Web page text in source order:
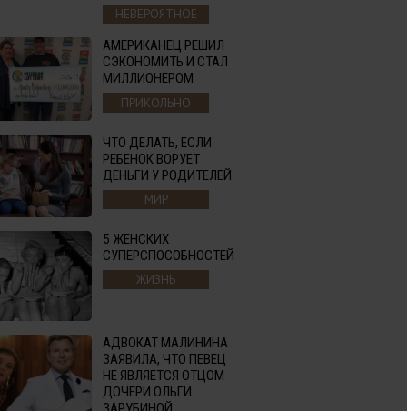
НЕВЕРОЯТНОЕ
АМЕРИКАНЕЦ РЕШИЛ
СЭКОНОМИТЬ И СТАЛ
МИЛЛИОНЕРОМ
ПРИКОЛЬНО
ЧТО ДЕЛАТЬ, ЕСЛИ
РЕБЕНОК ВОРУЕТ
ДЕНЬГИ У РОДИТЕЛЕЙ
МИР
5 ЖЕНСКИХ
СУПЕРСПОСОБНОСТЕЙ
ЖИЗНЬ
АДВОКАТ МАЛИНИНА
ЗАЯВИЛА, ЧТО ПЕВЕЦ
НЕ ЯВЛЯЕТСЯ ОТЦОМ
ДОЧЕРИ ОЛЬГИ